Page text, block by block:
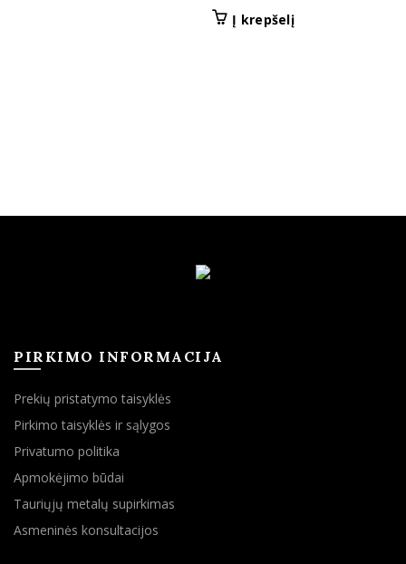
Į krepšelį
PIRKIMO INFORMACIJA
Prekių pristatymo taisyklės
Pirkimo taisyklės ir sąlygos
Privatumo politika
Apmokėjimo būdai
Tauriųjų metalų supirkimas
Asmeninės konsultacijos